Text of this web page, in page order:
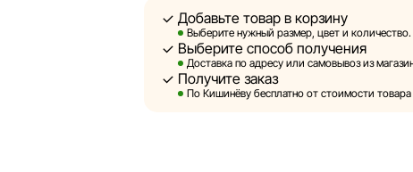
быть размещены на нашем сайте.
Sportlandia оставляет за собой право в
предварительного уведомления
и потребительские свойства товаров.
Добавьте товар в корзину
Выберите нужный размер, цвет и количество.
Выберите способ получения
Доставка по адресу или самовывоз из
Получите заказ
По Кишинёву бесплатно от стоимости